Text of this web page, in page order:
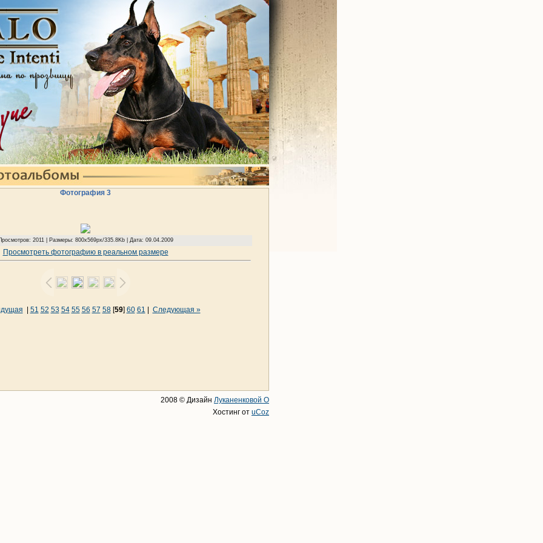
Фотография 3
2011 | Размеры: 800x569px/335.8Kb | Дата: 09.04.2009
Просмотреть фотографию в реальном размере
51 52 53 54 55 56 57 58[59] 60 61 Следующая »
2008 © Дизайн Луканенковой О
Хостинг от uCoz